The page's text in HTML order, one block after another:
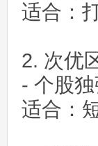
适合：
2. 次优
- 个股独
适合：